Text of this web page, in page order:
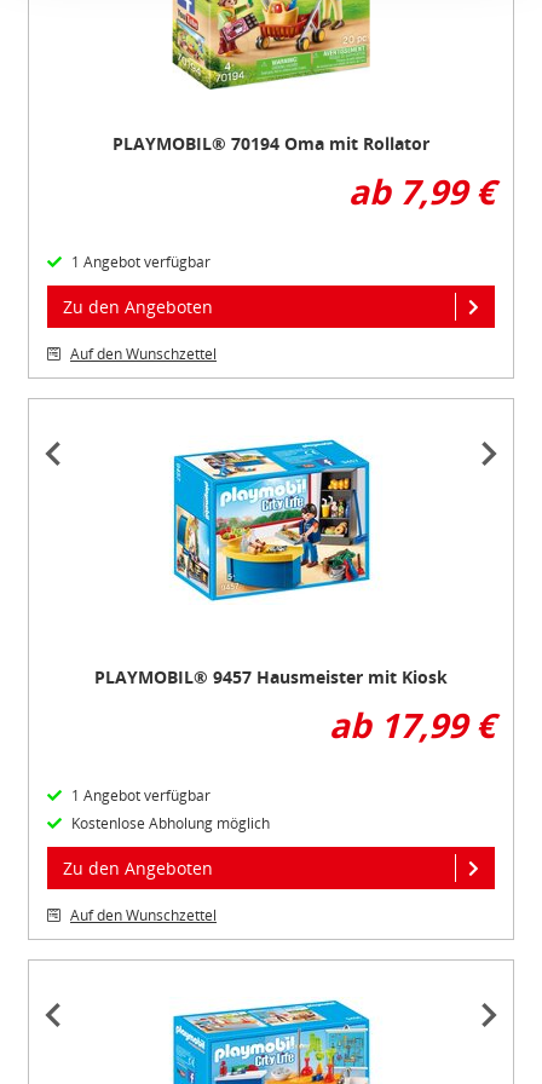
eines angemessenen Schutzniveaus, garantieren wir,
dass die Datenschutzvorgaben der EU auch bei der
Verarbeitung von Daten in den USA eingehalten werden.
Sie können die Cookie-Einwilligung jederzeit links unten
auf Ihrem Bildschirm anpassen und damit widerrufen.
Datenschutzbestimmungen
PLAYMOBIL® 70194 Oma mit Rollator
ab 7,99 €
1 Angebot verfügbar
Zu den Angeboten
Auf den Wunschzettel
PLAYMOBIL® 9457 Hausmeister mit Kiosk
ab 17,99 €
1 Angebot verfügbar
Kostenlose Abholung möglich
Zu den Angeboten
Auf den Wunschzettel